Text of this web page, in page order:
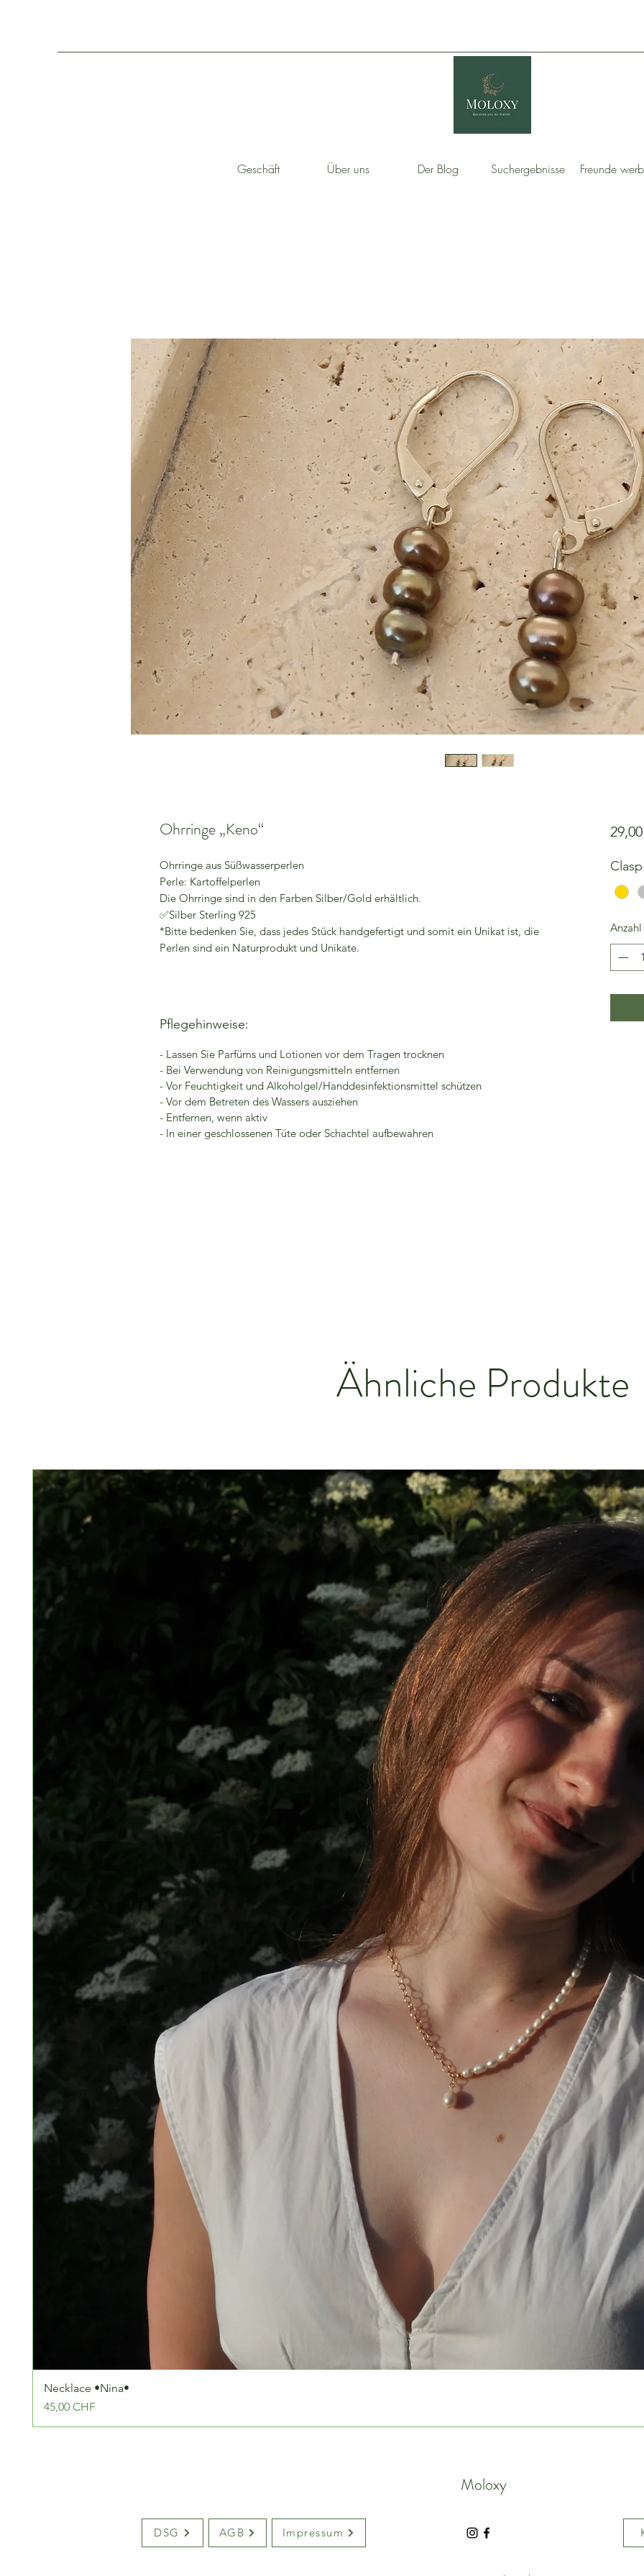
Geschäft Über uns Der Blog Suchergebnisse Freunde
Ohrringe „Keno“
Ohrringe aus Süßwasserperlen
Perle: Kartoffelperlen
Die Ohrringe sind in den Farben Silber/Gold erhältlich.
✅Silber Sterling 925
*Bitte bedenken Sie, dass jedes Stück handgefertigt und somit ein Unikat ist, die
Perlen sind ein Naturprodukt und Unikate.
Pflegehinweise:
- Lassen Sie Parfüms und Lotionen vor dem Tragen trocknen
- Bei Verwendung von Reinigungsmitteln entfernen
- Vor Feuchtigkeit und Alkoholgel/Handdesinfektionsmittel schützen
- Vor dem Betreten des Wassers ausziehen
- Entfernen, wenn aktiv
- In einer geschlossenen Tüte oder Schachtel aufbewahren
Clasp
Anzahl
Ähnliche Produkte
Necklace •Nina•
Preis
45,00 CHF
Moloxy
DSG AGB Impressum